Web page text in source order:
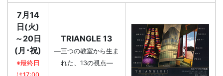
7月14
日(火)
～20日
(月･祝)
※最終日
TRIANGLE 13
—三つの教室から生ま
れた、13の視点—